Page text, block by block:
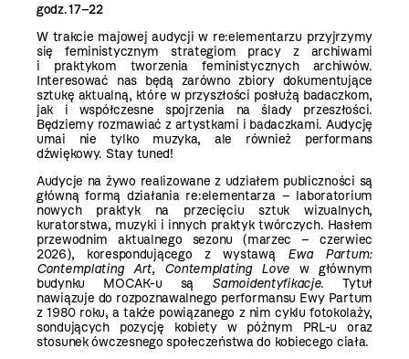
godz. 17–22
W trakcie majowej audycji w re:elementarzu przyjrzymy
się feministycznym strategiom pracy z archiwami
i praktykom tworzenia feministycznych archiwów.
Interesować nas będą zarówno zbiory dokumentujące
sztukę aktualną, które w przyszłości posłużą badaczkom,
jak i współczesne spojrzenia na ślady przeszłości.
Będziemy rozmawiać z artystkami i badaczkami. Audycję
umai nie tylko muzyka, ale również performans
dźwiękowy. Stay tuned!
Audycje na żywo realizowane z udziałem publiczności są
główną formą działania re:elementarza – laboratorium
nowych praktyk na przecięciu sztuk wizualnych,
kuratorstwa, muzyki i innych praktyk twórczych. Hasłem
przewodnim aktualnego sezonu (marzec – czerwiec
2026), korespondującego z wystawą Ewa Partum:
Contemplating Art, Contemplating Love w głównym
budynku MOCAK-u są Samoidentyfikacje. Tytuł
nawiązuje do rozpoznawalnego performansu Ewy Partum
z 1980 roku, a także powiązanego z nim cyklu fotokolaży,
sondujących pozycję kobiety w późnym PRL-u oraz
stosunek ówczesnego społeczeństwa do kobiecego ciała.